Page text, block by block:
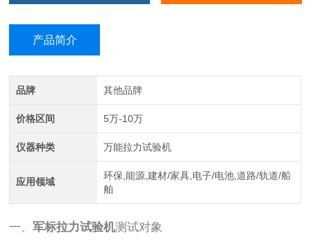
产品简介
品牌 其他品牌
价格区间 5万-10万
仪器种类 万能拉力试验机
应用领域
环保,能源,建材/家具,电子/电池,道路/轨道/船
舶
一、军标拉力试验机测试对象